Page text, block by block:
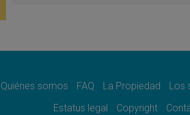
07.08.2026
07.08.2026
el compromiso del cristiano"
Quiénes somos FAQ La Propiedad Los
Estatus legal
Copyright